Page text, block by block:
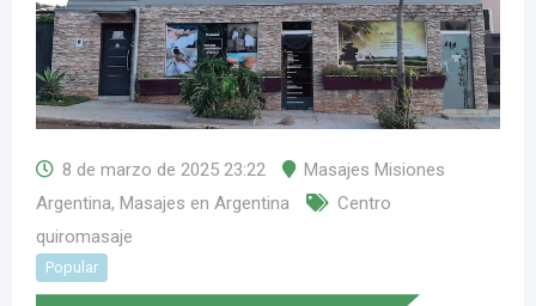
8 de marzo de 2025 23:22
Masajes Misiones
Argentina, Masajes en Argentina
Centro
quiromasaje
Popular